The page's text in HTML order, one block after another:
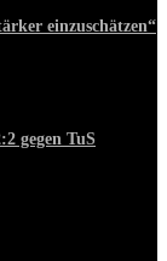
einzuschätzen“
gegen TuS